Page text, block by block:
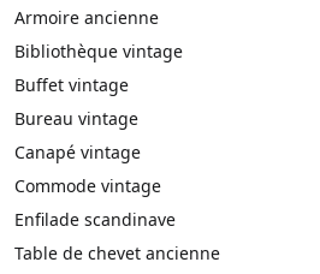
Armoire ancienne
Bibliothèque vintage
Buffet vintage
Bureau vintage
Canapé vintage
Commode vintage
Enfilade scandinave
Table de chevet ancienne